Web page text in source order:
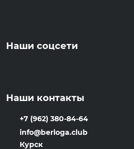
Наши соцсети
Наши контакты
+7 (962) 380-84-64
info@berloga.club
Курск